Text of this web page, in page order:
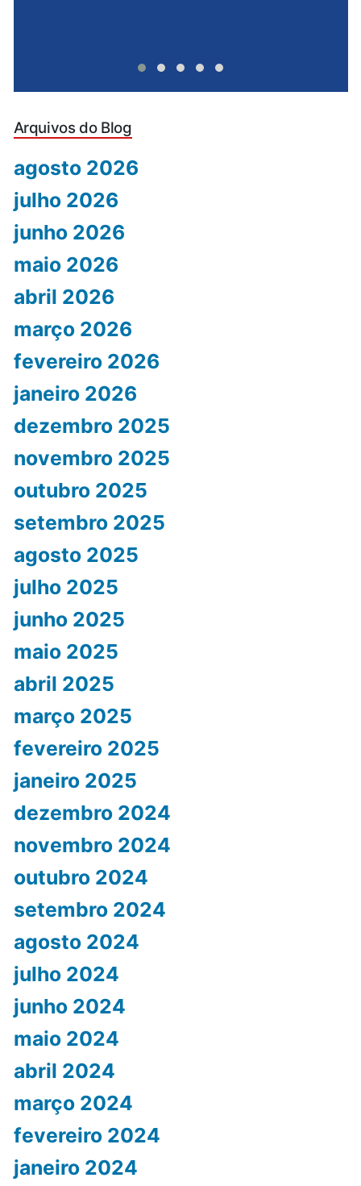
Arquivos do Blog
agosto 2026
julho 2026
junho 2026
maio 2026
abril 2026
março 2026
fevereiro 2026
janeiro 2026
dezembro 2025
novembro 2025
outubro 2025
setembro 2025
agosto 2025
julho 2025
junho 2025
maio 2025
abril 2025
março 2025
fevereiro 2025
janeiro 2025
dezembro 2024
novembro 2024
outubro 2024
setembro 2024
agosto 2024
julho 2024
junho 2024
maio 2024
abril 2024
março 2024
fevereiro 2024
janeiro 2024